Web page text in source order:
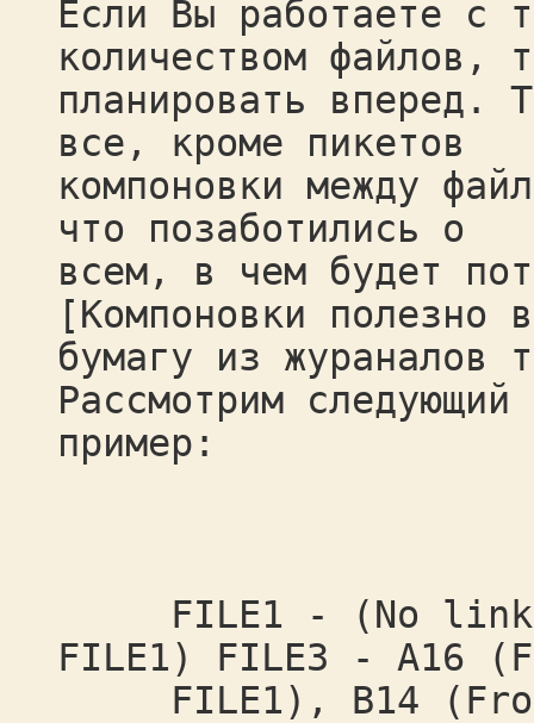
Если Вы работаете с
количеством файлов,
планировать вперед.
все, кроме пикетов
компоновки между
что позаботились о
всем, в чем будет
[Компоновки полезно
бумагу из жураналов
Рассмотрим следующий
пример:
FILE1 - (No links)
FILE1) FILE3 - A16
FILE1), B14